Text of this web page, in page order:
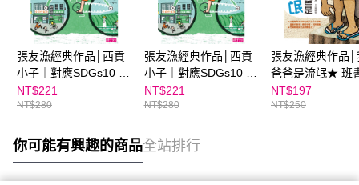
張友漁經典作品│西貢
小子｜對應SDGs10 減
少不平等
NT$221
NT$280
張友漁經典作品│西貢
小子｜對應SDGs10 減
少不平等 ★翻轉教育
店中店
NT$221
NT$280
張友漁經典作品│
爸爸是流氓★ 班
薦
NT$197
NT$250
你可能有興趣的商品全站排行